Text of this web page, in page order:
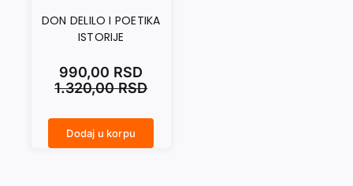
DON DELILO I POETIKA
ISTORIJE
1.320,00RSD
990,00 RSD
Dodaj u korpu